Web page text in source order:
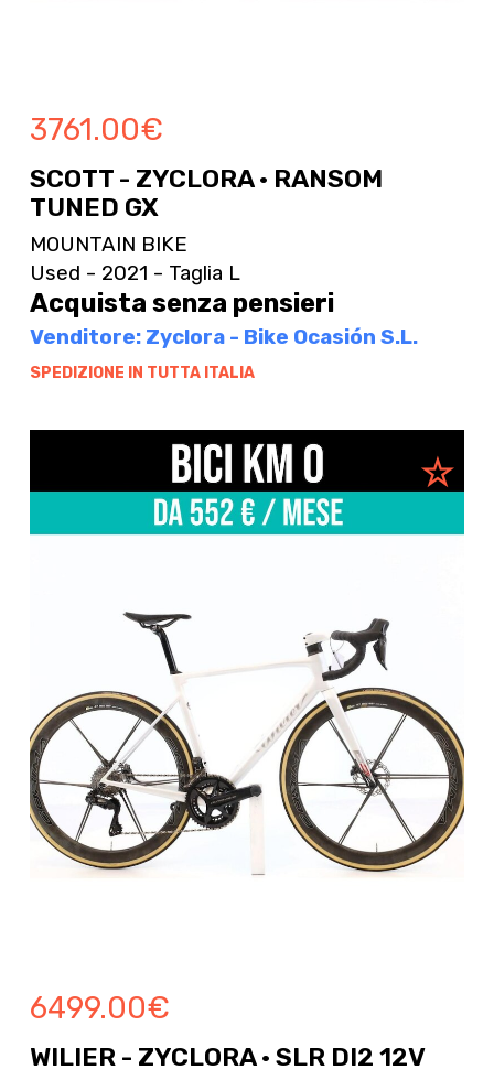
3761.00€
SCOTT - ZYCLORA · RANSOM
TUNED GX
MOUNTAIN BIKE
Used - 2021 - Taglia L
Acquista senza pensieri
Venditore: Zyclora - Bike Ocasión S.L.
SPEDIZIONE IN TUTTA ITALIA
6499.00€
WILIER - ZYCLORA · SLR DI2 12V